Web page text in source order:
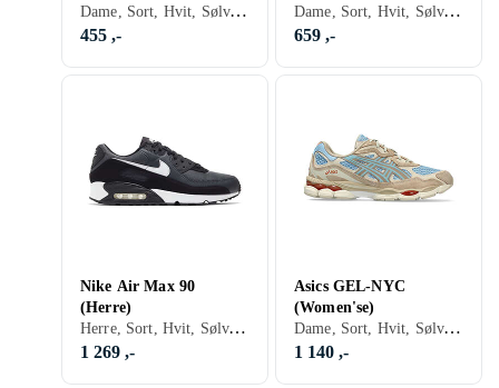
Dame, Sort, Hvit, Sølv, Grå, Turkis, Brun, Blå, Rød, Gul, Oransje, Grønn, Beige, Rosa, Lilla, Lisser
455 ,-
Dame, Sort, Hvit, Sølv, Grå, Turkis, Blå, Beige, Rosa, Lisser
659 ,-
Nike Air Max 90
(Herre)
Herre, Sort, Hvit, Sølv, Grå, Turkis, Brun, Blå, Rød, Gul, Oransje, Grønn, Beige, Rosa, Lilla, Khaki, Lisser, Nike Air Max
1 269 ,-
Asics GEL-NYC
(Women'se)
Dame, Sort, Hvit, Sølv, Grå, Brun, Blå, Oransje, Grønn, Beige, Rosa, Lilla, Khaki, Lisser
1 140 ,-